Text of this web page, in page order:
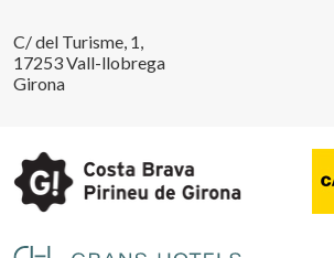
C/ del Turisme, 1,
17253 Vall-llobrega
Girona